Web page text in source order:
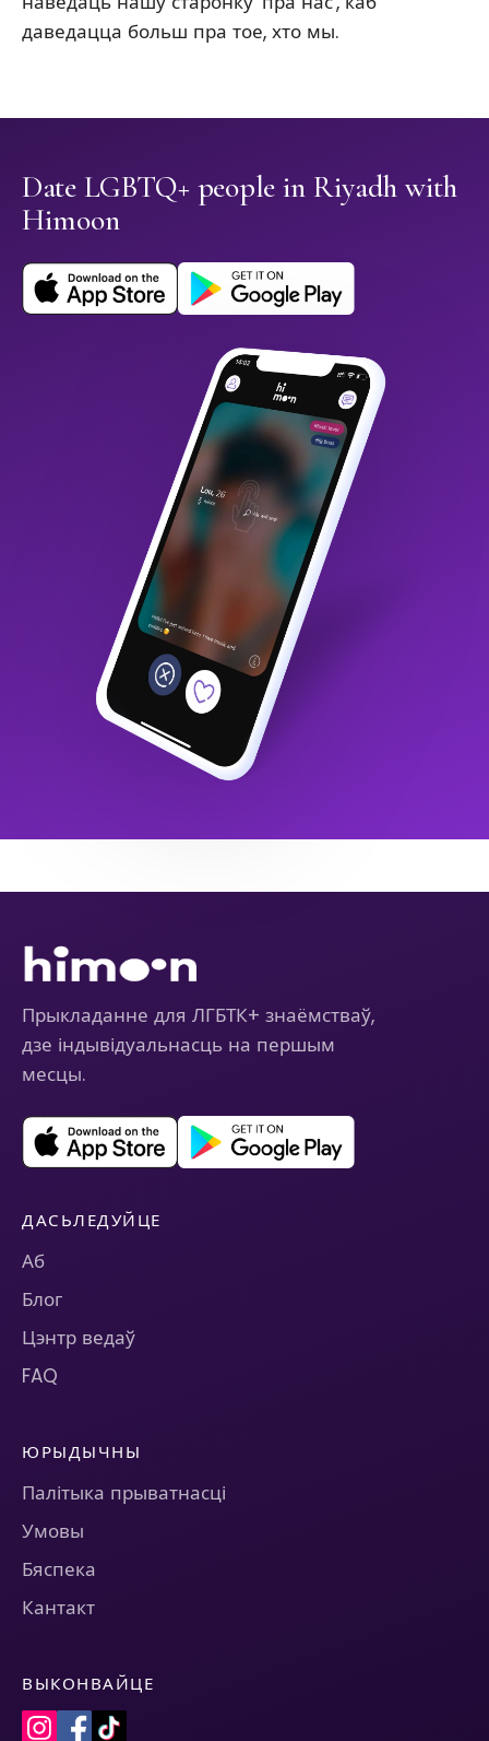
даведацца больш пра тое, хто мы.
Date LGBTQ+ people in Riyadh with
Himoon
Прыкладанне для ЛГБТК+ знаёмстваў,
дзе індывідуальнасць на першым
месцы.
ДАСЬЛЕДУЙЦЕ
Аб
Блог
Цэнтр ведаў
FAQ
ЮРЫДЫЧНЫ
Палітыка прыватнасці
Умовы
Бяспека
Кантакт
ВЫКОНВАЙЦЕ